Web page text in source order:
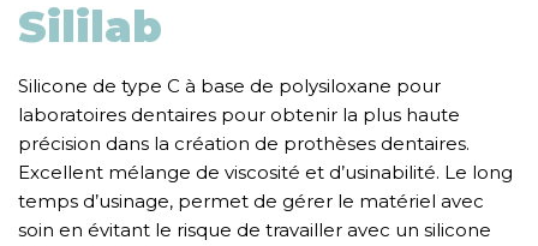
Sililab
Silicone de type C à base de polysiloxane pour
laboratoires dentaires pour obtenir la plus haute
précision dans la création de prothèses dentaires.
Excellent mélange de viscosité et d’usinabilité. Le long
temps d’usinage, permet de gérer le matériel avec
soin en évitant le risque de travailler avec un silicone